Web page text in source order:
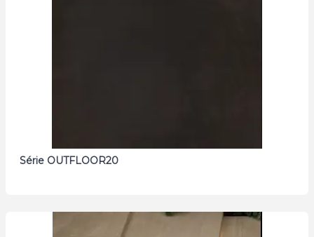
Série OUTFLOOR20